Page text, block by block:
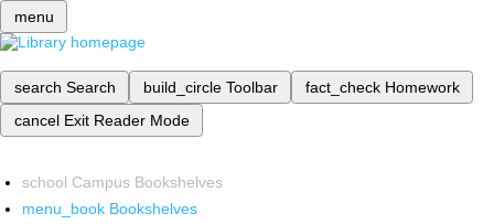
menu
search Search build_circle Toolbar fact_check Homework
cancel Exit Reader Mode
school Campus Bookshelves
menu_book Bookshelves